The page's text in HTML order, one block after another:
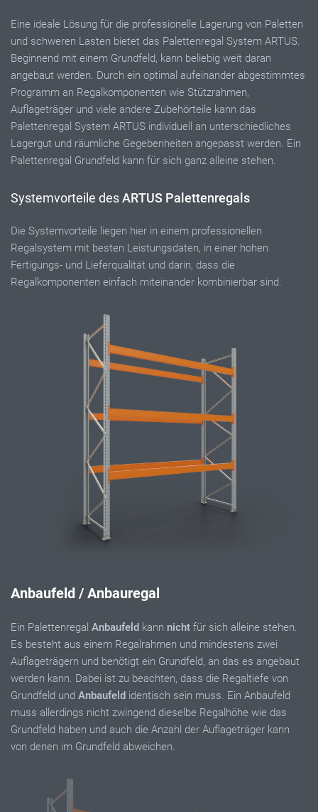
Eine ideale Lösung für die professionelle Lagerung von Paletten
und schweren Lasten bietet das Palettenregal System ARTUS.
Beginnend mit einem Grundfeld, kann beliebig weit daran
angebaut werden. Durch ein optimal aufeinander abgestimmtes
Programm an Regalkomponenten wie Stützrahmen,
Auflageträger und viele andere Zubehörteile kann das
Palettenregal System ARTUS individuell an unterschiedliches
Lagergut und räumliche Gegebenheiten angepasst werden. Ein
Palettenregal Grundfeld kann für sich ganz alleine stehen.
Systemvorteile desARTUS Palettenregals
Die Systemvorteile liegen hier in einem professionellen
Regalsystem mit besten Leistungsdaten, in einer hohen
Fertigungs- und Lieferqualität und darin, dass die
Regalkomponenten einfach miteinander kombinierbar sind.
Anbaufeld / Anbauregal
Ein Palettenregal Anbaufeld kann nicht für sich alleine stehen.
Es besteht aus einem Regalrahmen und mindestens zwei
Auflageträgern und benötigt ein Grundfeld, an das es angebaut
werden kann. Dabei ist zu beachten, dass die Regaltiefe von
Grundfeld und Anbaufeld identisch sein muss. Ein Anbaufeld
muss allerdings nicht zwingend dieselbe Regalhöhe wie das
Grundfeld haben und auch die Anzahl der Auflageträger kann
von denen im Grundfeld abweichen.